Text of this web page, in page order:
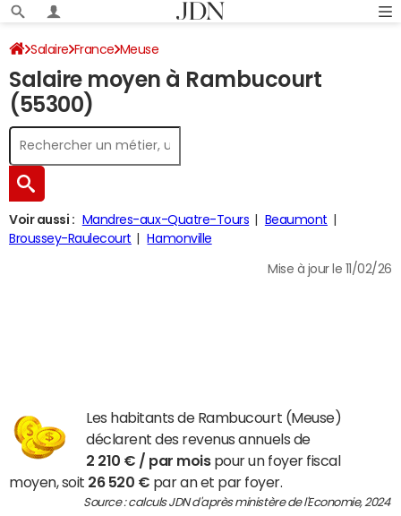
Salaire France Meuse
Salaire moyen à Rambucourt
(55300)
Voir aussi : Mandres-aux-Quatre-Tours
Beaumont
Broussey-Raulecourt
Hamonville
Mise à jour le 11/02/26
Les habitants de Rambucourt (Meuse)
déclarent des revenus annuels de
2 210 € / par moispour un foyer fiscal
moyen, soit 26 520 € par an et par foyer.
Source : calculs JDN d'après ministère de l'Economie, 2024